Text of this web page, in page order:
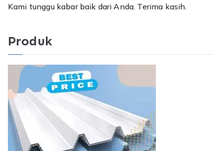
Kami tunggu kabar baik dari Anda. Terima kasih.
Produk